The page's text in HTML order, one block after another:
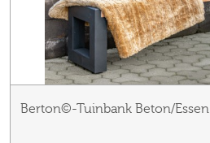
Berton©-Tuinbank Beton/Essen